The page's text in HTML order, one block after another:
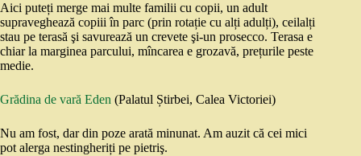
Aici puteți merge mai multe familii cu copii, un adult
supraveghează copiii în parc (prin rotație cu alți adulți), ceilalți
stau pe terasă şi savurează un crevete şi-un prosecco. Terasa e
chiar la marginea parcului, mîncarea e grozavă, prețurile peste
medie.
Grădina de vară Eden (Palatul Știrbei, Calea Victoriei)
Nu am fost, dar din poze arată minunat. Am auzit că cei mici
pot alerga nestingheriți pe pietriş.